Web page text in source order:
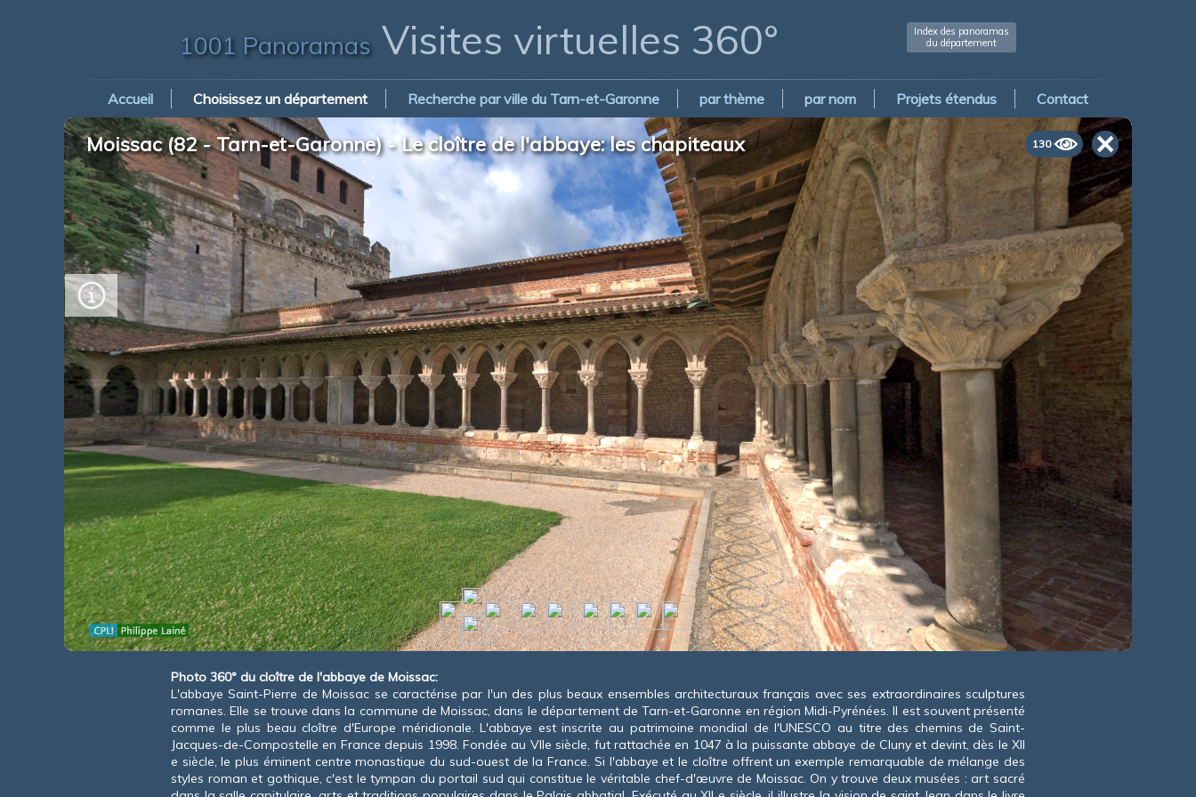
1001 PanoramasVisites virtuelles 360°
Index des panoramas
du département
Accueil Choisissez un département Recherche par ville du Tarn-et-Garonne par thème par nom Projets étendus Contact
xxxxxxxxxxxx(xxxx)
130
Moissac (82 - Tarn-et-Garonne) - Le cloître de l'abbaye: les chapiteaux
Photo 360° du cloître de l'abbaye de Moissac:
L'abbaye Saint-Pierre de Moissac se caractérise par l'un des plus beaux ensembles architecturaux français avec ses extraordinaires sculptures
romanes. Elle se trouve dans la commune de Moissac, dans le département de Tarn-et-Garonne en région Midi-Pyrénées. Il est souvent présenté
comme le plus beau cloître d'Europe méridionale. L'abbaye est inscrite au patrimoine mondial de l'UNESCO au titre des chemins de Saint-
Jacques-de-Compostelle en France depuis 1998. Fondée au VIIe siècle, fut rattachée en 1047 à la puissante abbaye de Cluny et devint, dès le XII
e siècle, le plus éminent centre monastique du sud-ouest de la France. Si l'abbaye et le cloître offrent un exemple remarquable de mélange des
styles roman et gothique, c'est le tympan du portail sud qui constitue le véritable chef-d'œuvre de Moissac. On y trouve deux musées : art sacré